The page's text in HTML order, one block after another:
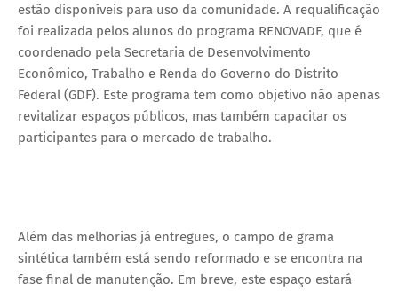
estão disponíveis para uso da comunidade. A requalificação
foi realizada pelos alunos do programa RENOVADF, que é
coordenado pela Secretaria de Desenvolvimento
Econômico, Trabalho e Renda do Governo do Distrito
Federal (GDF). Este programa tem como objetivo não apenas
revitalizar espaços públicos, mas também capacitar os
participantes para o mercado de trabalho.
Além das melhorias já entregues, o campo de grama
sintética também está sendo reformado e se encontra na
fase final de manutenção. Em breve, este espaço estará